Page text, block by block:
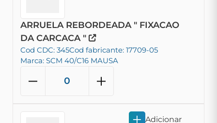
ARRUELA REBORDEADA " FIXACAO
DA CARCACA "
Cod CDC: 345Cod fabricante: 17709-05
Marca: SCM 40/C16 MAUSA
Adicionar